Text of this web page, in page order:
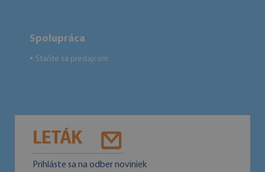
Spolupráca
● Staňte sa predajcom
LETÁK
Prihláste sa na odber noviniek